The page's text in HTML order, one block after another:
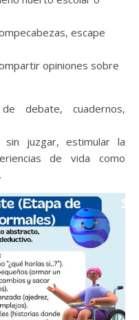
escape
opiniones sobre
debate, cuadernos,
sin juzgar, estimular la
de vida como